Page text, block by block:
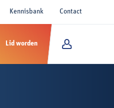
Kennisbank Contact
Lid worden